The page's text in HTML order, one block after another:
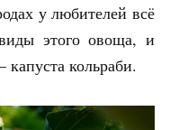
у любителей всё
этого овоща, и
кольраби.